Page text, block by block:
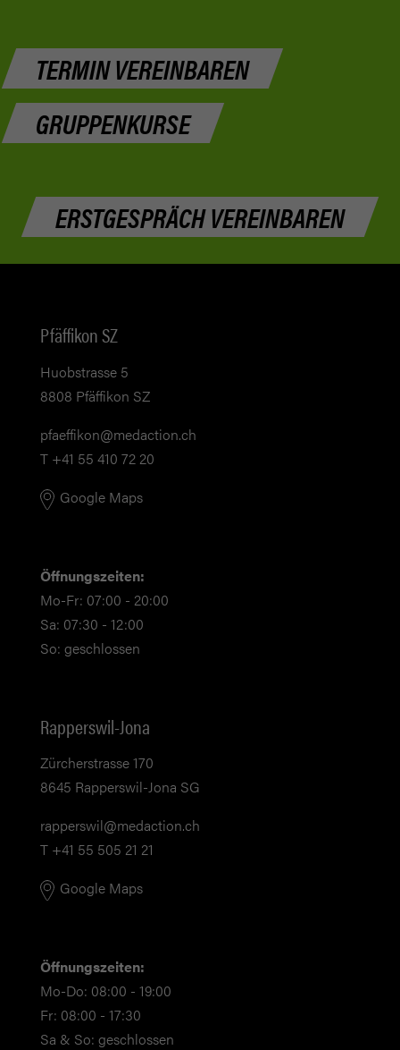
TERMIN VEREINBAREN
GRUPPENKURSE
ERSTGESPRÄCH VEREINBAREN
Pfäffikon SZ
Huobstrasse 5
8808 Pfäffikon SZ
pf
ff k n m d ct nch
T +41 55 410 72 20
Google Maps
Öffnungszeiten:
Mo-Fr: 07:00 - 20:00
Sa: 07:30 - 12:00
So: geschlossen
Rapperswil-Jona
Zürcherstrasse 170
8645 Rapperswil-Jona SG
rapperswil@medaction.ch
T +41 55 505 21 21
Google Maps
Öffnungszeiten:
Mo-Do: 08:00 - 19:00
Fr: 08:00 - 17:30
Sa & So: geschlossen